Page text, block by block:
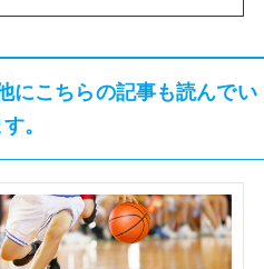
にこちらの記事も読んでい
。